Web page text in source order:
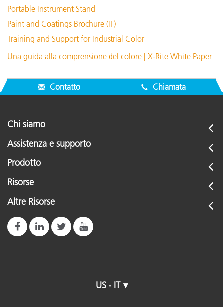
Portable Instrument Stand
Paint and Coatings Brochure (IT)
Training and Support for Industrial Color
Una guida alla comprensione del colore | X-Rite White Paper
Contatto Chiamata
Chi siamo
Assistenza e supporto
Prodotto
Risorse
Altre Risorse
US - IT